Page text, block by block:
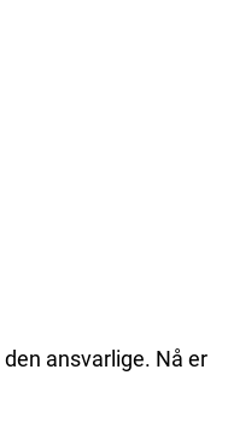
ansvarlige. Nå er